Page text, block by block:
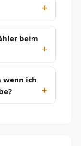
beim
wenn ich